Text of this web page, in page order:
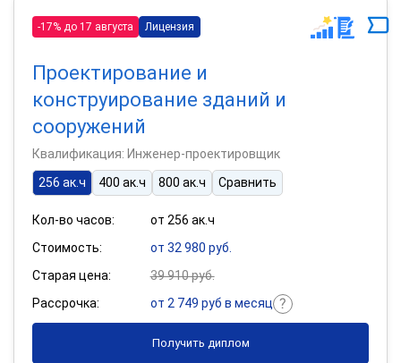
-17% до 17 августа Лицензия
Проектирование и
конструирование зданий и
сооружений
Квалификация: Инженер-проектировщик
256 ак.ч
400 ак.ч 800 ак.ч Сравнить
Кол-во часов:
от 256 ак.ч
Стоимость:
от 32 980 руб.
Старая цена:
39 910 руб.
Рассрочка:
от 2 749 руб в месяц
Получить диплом